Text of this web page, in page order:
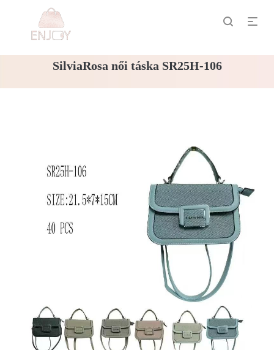
SilviaRosa női táska SR25H-106